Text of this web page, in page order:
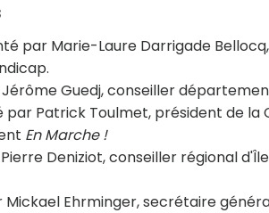
par Marie-Laure Darrigade
Guedj, conseiller
par Patrick Toulmet, président de
En Marche !
Deniziot, conseiller régional
Ehrminger, secrétaire